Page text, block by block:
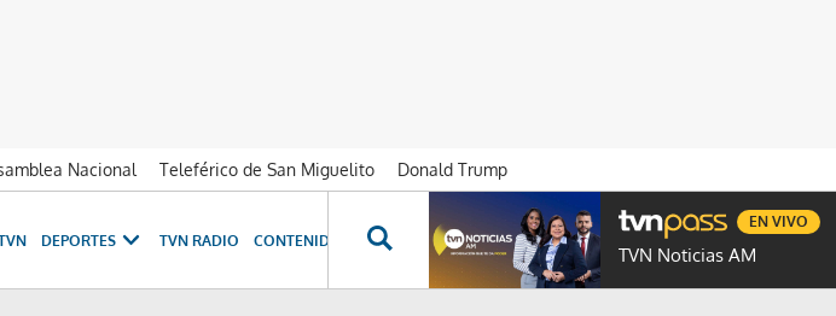
Nacional Teleférico de San Miguelito
Donald Trump
DEPORTES TVN RADIO CONTENIDOS ESPECIALES NOVELAS PROGRAMAS GENTE TVN
TVN Noticias AM
EN VIVO